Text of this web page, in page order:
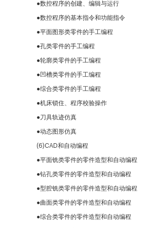
●数控程序的创建、编辑与运行
●数控程序的基本指令和功能指令
●平面图形类零件的手工编程
●孔类零件的手工编程
●轮廓类零件的手工编程
●凹槽类零件的手工编程
●综合类零件的手工编程
●机床锁住、程序校验操作
●刀具轨迹仿真
●动态图形仿真
(6)CAD和自动编程
●平面铣类零件的零件造型和自动编程
●钻孔类零件的零件造型和自动编程
●型腔铣类零件的零件造型和自动编程
●曲面类零件的零件造型和自动编程
●综合类零件的零件造型和自动编程